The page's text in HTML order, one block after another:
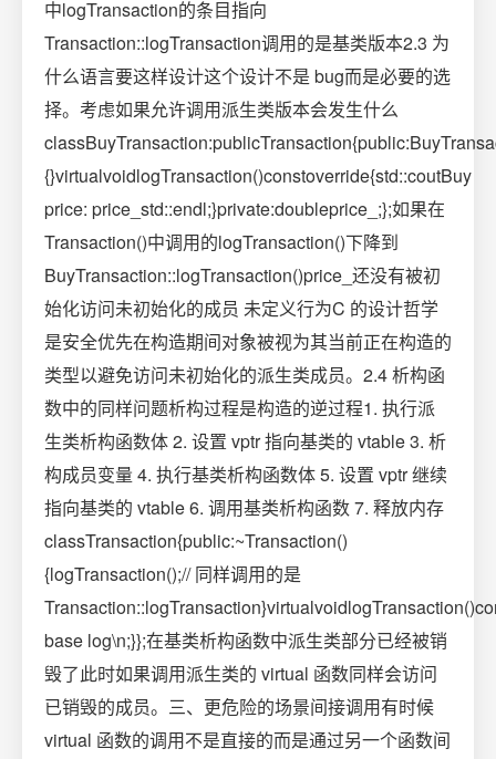
中logTransaction的条目指向
Transaction::logTransaction调用的是基类版本2.3 为
什么语言要这样设计这个设计不是 bug而是必要的选
择。考虑如果允许调用派生类版本会发生什么
{}virtualvoidlogTransaction()constoverride{std::coutBuy
price: price_std::endl;}private:doubleprice_;};如果在
Transaction()中调用的logTransaction()下降到
BuyTransaction::logTransaction()price_还没有被初
始化访问未初始化的成员 未定义行为C 的设计哲学
是安全优先在构造期间对象被视为其当前正在构造的
类型以避免访问未初始化的派生类成员。2.4 析构函
数中的同样问题析构过程是构造的逆过程1. 执行派
生类析构函数体 2. 设置 vptr 指向基类的 vtable 3. 析
构成员变量 4. 执行基类析构函数体 5. 设置 vptr 继续
指向基类的 vtable 6. 调用基类析构函数 7. 释放内存
classTransaction{public:~Transaction()
{logTransaction();// 同样调用的是
base log\n;}};在基类析构函数中派生类部分已经被销
毁了此时如果调用派生类的 virtual 函数同样会访问
已销毁的成员。三、更危险的场景间接调用有时候
virtual 函数的调用不是直接的而是通过另一个函数间